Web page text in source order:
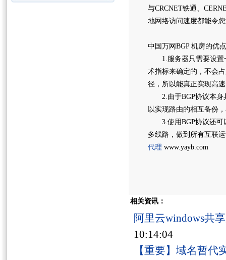
与CRCNET铁通、
地网络访问速度都能令
中国万网BGP 机房的优
1.服务器只需要设置
术指标来确定的，不会
径，所以能真正实现高
2.由于BGP协议本身
以实现路由的相互备份
3.使用BGP协议还可
多线路，做到所有互联
代理 www.yayb.com
相关资讯：
阿里云windows共
10:14:04
【重要】域名暂代